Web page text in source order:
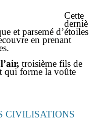
Cette
derniè
et parsemé d’étoiles
en prenant
l’air, troisième fils de
qui forme la voûte